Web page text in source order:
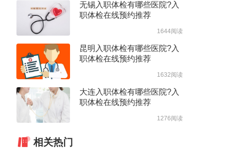
无锡入职体检有哪些医院?入
职体检在线预约推荐
1644阅读
昆明入职体检有哪些医院?入
职体检在线预约推荐
1632阅读
大连入职体检有哪些医院?入
职体检在线预约推荐
1276阅读
相关热门